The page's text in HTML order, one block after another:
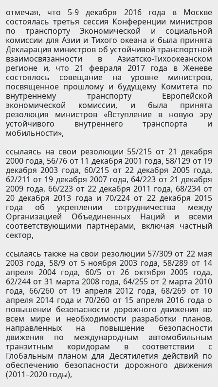
отмечая, что 5-9 декабря 2016 года в Москве
состоялась третья сессия Конференции министров
по транспорту Экономической и социальной
комиссии для Азии и Тихого океана и была принята
Декларация министров об устойчивой транспортной
взаимосвязанности в Азиатско-Тихоокеанском
регионе и, что 21 февраля 2017 года в Женеве
состоялось совещание на уровне министров,
посвященное прошлому и будущему Комитета по
внутреннему транспорту Европейской
экономической комиссии, и была принята
резолюция министров «Вступление в новую эру
устойчивого внутреннего транспорта и
мобильности»,
ссылаясь на свои резолюции 55/215 от 21 декабря
2000 года, 56/76 от 11 декабря 2001 года, 58/129 от 19
декабря 2003 года, 60/215 от 22 декабря 2005 года,
62/211 от 19 декабря 2007 года, 64/223 от 21 декабря
2009 года, 66/223 от 22 декабря 2011 года, 68/234 от
20 декабря 2013 года и 70/224 от 22 декабря 2015
года об укреплении сотрудничества между
Организацией Объединенных Наций и всеми
соответствующими партнерами, включая частный
сектор,
ссылаясь также на свои резолюции 57/309 от 22 мая
2003 года, 58/9 от 5 ноября 2003 года, 58/289 от 14
апреля 2004 года, 60/5 от 26 октября 2005 года,
62/244 от 31 марта 2008 года, 64/255 от 2 марта 2010
года, 66/260 от 19 апреля 2012 года, 68/269 от 10
апреля 2014 года и 70/260 от 15 апреля 2016 года о
повышении безопасности дорожного движения во
всем мире и необходимости разработки планов,
направленных на повышение безопасности
движения по международным автомобильным
транзитным коридорам в соответствии с
Глобальным планом для Десятилетия действий по
обеспечению безопасности дорожного движения
(2011–2020 годы),